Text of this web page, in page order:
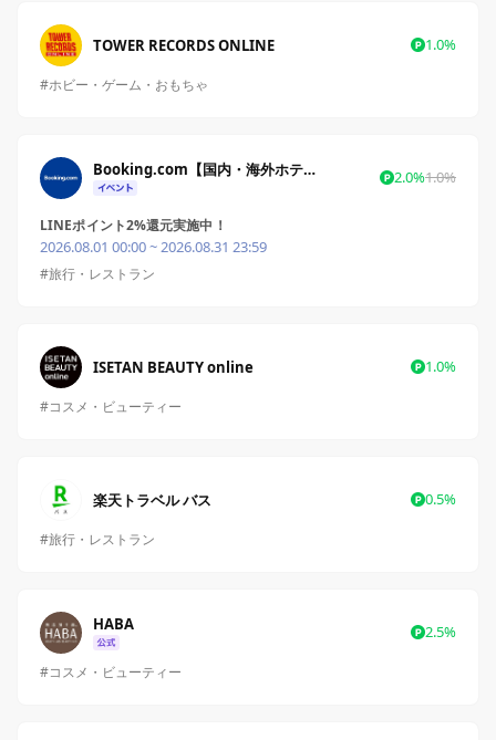
TOWER RECORDS ONLINE 1.0%
#ホビー・ゲーム・おもちゃ
Booking.com【国内・海外ホテル予約サイト】 2.0%1.0%
LINEポイント2%還元実施中！
2026.08.01 00:00 ~ 2026.08.31 23:59
#旅行・レストラン
ISETAN BEAUTY online 1.0%
#コスメ・ビューティー
楽天トラベル バス 0.5%
#旅行・レストラン
HABA 2.5%
#コスメ・ビューティー